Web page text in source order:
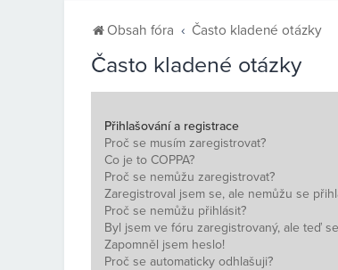
Obsah fóra Často kladené otázky
Často kladené otázky
Přihlašování a registrace
Proč se musím zaregistrovat?
Co je to COPPA?
Proč se nemůžu zaregistrovat?
Zaregistroval jsem se, ale nemůžu se
Proč se nemůžu přihlásit?
Byl jsem ve fóru zaregistrovaný, ale teď
Zapomněl jsem heslo!
Proč se automaticky odhlašuji?